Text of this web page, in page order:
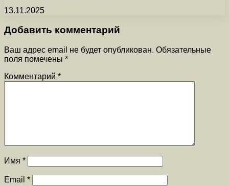
13.11.2025
Добавить комментарий
Ваш адрес email не будет опубликован. Обязательные
поля помечены *
Комментарий *
Имя *
Email *